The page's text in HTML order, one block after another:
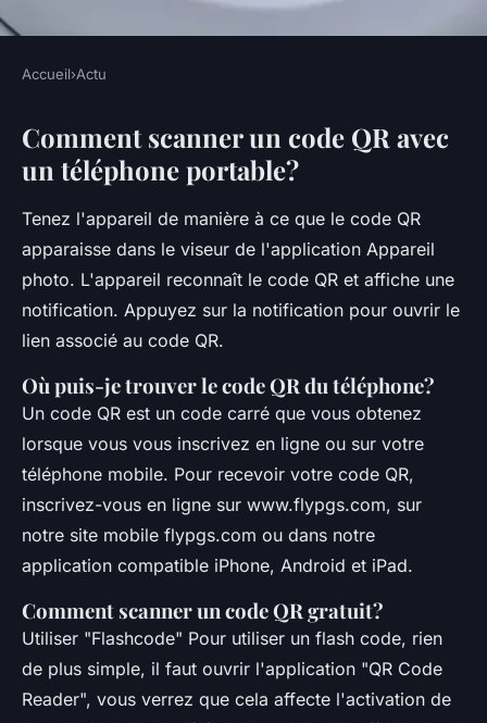
Comment scanner un QR code
avec son portable ?
•5 octobre 2022• 2 min de lecture
Accueil›Actu
Comment scanner un code QR avec
un téléphone portable?
Tenez l'appareil de manière à ce que le code QR
apparaisse dans le viseur de l'application Appareil
photo. L'appareil reconnaît le code QR et affiche une
notification. Appuyez sur la notification pour ouvrir le
lien associé au code QR.
Où puis-je trouver le code QR du téléphone?
Un code QR est un code carré que vous obtenez
lorsque vous vous inscrivez en ligne ou sur votre
téléphone mobile. Pour recevoir votre code QR,
inscrivez-vous en ligne sur www.flypgs.com, sur
notre site mobile flypgs.com ou dans notre
application compatible iPhone, Android et iPad.
Comment scanner un code QR gratuit?
Utiliser "Flashcode" Pour utiliser un flash code, rien
de plus simple, il faut ouvrir l'application "QR Code
Reader", vous verrez que cela affecte l'activation de